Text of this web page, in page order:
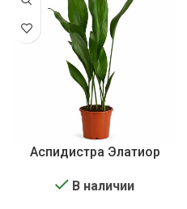
Аспидистра Элатиор
В наличии